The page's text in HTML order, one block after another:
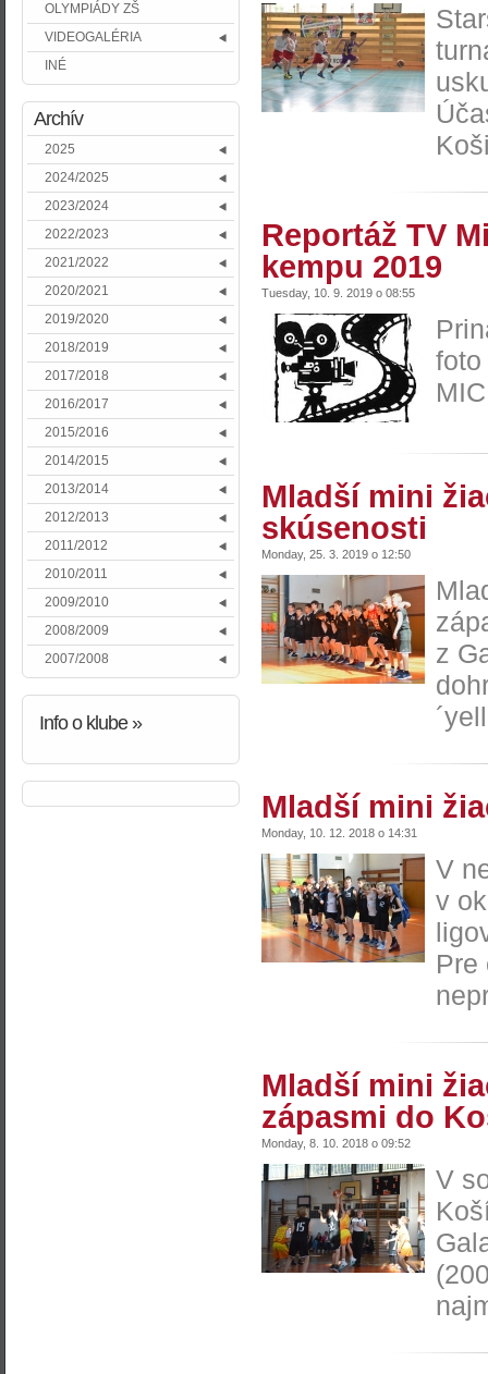
OLYMPIÁDY ZŠ
VIDEOGALÉRIA
INÉ
Archív
2025
2024/2025
2023/2024
2022/2023
2021/2022
2020/2021
2019/2020
2018/2019
2017/2018
2016/2017
2015/2016
2014/2015
2013/2014
2012/2013
2011/2012
2010/2011
2009/2010
2008/2009
2007/2008
Infoo klube »
Reportáž TV
kempu 2019
Tuesday, 10. 9. 2019 o 08:55
Mladší mini
skúsenosti
Monday, 25. 3. 2019 o 12:50
z
Mladší mini
Monday, 10. 12. 2018 o 14:31
V
v
Pre
Mladší mini
zápasmi do
Monday, 8. 10. 2018 o 09:52
V